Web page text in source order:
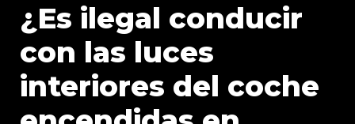
¿Es ilegal conducir
con las luces
interiores del coche